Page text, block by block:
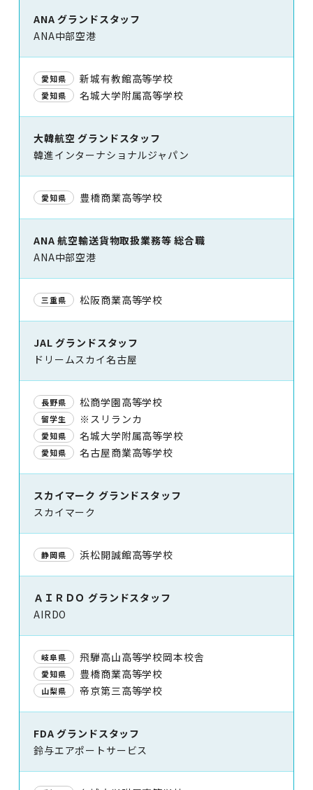
ANA グランドスタッフ
ANA中部空港
愛知県 新城有教館高等学校
愛知県 名城大学附属高等学校
大韓航空 グランドスタッフ
韓進インターナショナルジャパン
愛知県 豊橋商業高等学校
ANA 航空輸送貨物取扱業務等 総合職
ANA中部空港
三重県 松阪商業高等学校
JAL グランドスタッフ
ドリームスカイ名古屋
長野県 松商学園高等学校
留学生 ※スリランカ
愛知県 名城大学附属高等学校
愛知県 名古屋商業高等学校
スカイマーク グランドスタッフ
スカイマーク
静岡県 浜松開誠館高等学校
ＡＩＲＤＯ グランドスタッフ
AIRDO
岐阜県 飛騨高山高等学校岡本校舎
愛知県 豊橋商業高等学校
山梨県 帝京第三高等学校
FDA グランドスタッフ
鈴与エアポートサービス